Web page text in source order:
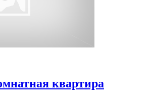
квартира